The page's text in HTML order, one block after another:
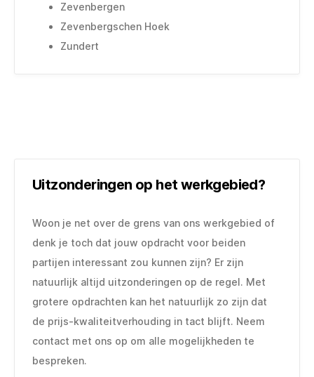
Zevenbergen
Zevenbergschen Hoek
Zundert
Uitzonderingen op het werkgebied?
Woon je net over de grens van ons werkgebied of
denk je toch dat jouw opdracht voor beiden
partijen interessant zou kunnen zijn? Er zijn
natuurlijk altijd uitzonderingen op de regel. Met
grotere opdrachten kan het natuurlijk zo zijn dat
de prijs-kwaliteitverhouding in tact blijft. Neem
contact met ons op om alle mogelijkheden te
bespreken.